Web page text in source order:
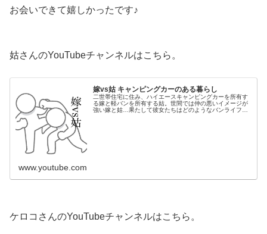
お会いできて嬉しかったです♪
姑さんのYouTubeチャンネルはこちら。
嫁vs姑 キャンピングカーのある暮らし
二世帯住宅に住み、ハイエースキャンピングカーを所有す
る嫁と軽バンを所有する姑。世間では仲の悪いイメージが
強い嫁と姑…果たして彼女たちはどのようなバンライフを
www.youtube.com
ケロコさんのYouTubeチャンネルはこちら。